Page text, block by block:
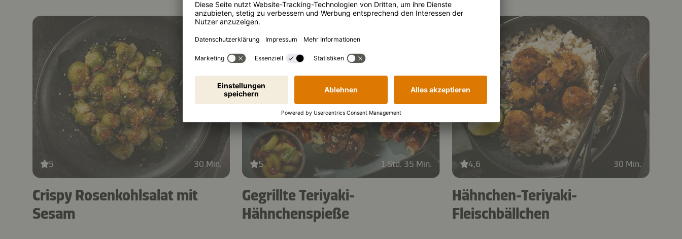
5 30 Min.
Crispy Rosenkohlsalat mit
Sesam
5 1 Std. 35 Min.
Gegrillte Teriyaki-
Hähnchenspieße
4,6 30 Min.
Hähnchen-Teriyaki-
Fleischbällchen